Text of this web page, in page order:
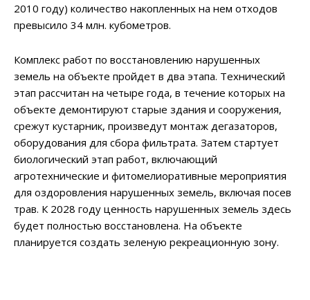
2010 году) количество накопленных на нем отходов
превысило 34 млн. кубометров.
Комплекс работ по восстановлению нарушенных
земель на объекте пройдет в два этапа. Технический
этап рассчитан на четыре года, в течение которых на
объекте демонтируют старые здания и сооружения,
срежут кустарник, произведут монтаж дегазаторов,
оборудования для сбора фильтрата. Затем стартует
биологический этап работ, включающий
агротехнические и фитомелиоративные мероприятия
для оздоровления нарушенных земель, включая посев
трав. К 2028 году ценность нарушенных земель здесь
будет полностью восстановлена. На объекте
планируется создать зеленую рекреационную зону.